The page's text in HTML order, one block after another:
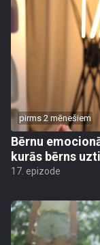
pirms 2 mēnešiem
Bērnu
kurās bērns
17. epizode